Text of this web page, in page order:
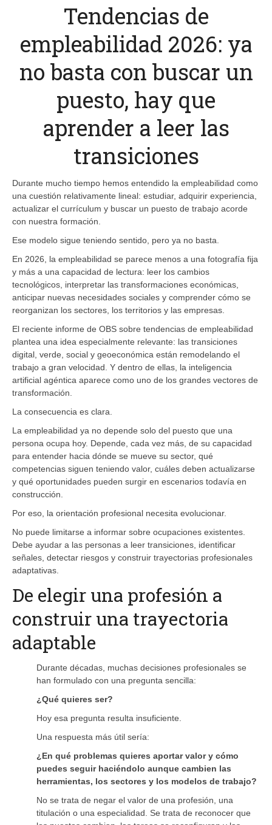
Tendencias de
empleabilidad 2026: ya
no basta con buscar un
puesto, hay que
aprender a leer las
transiciones
Durante mucho tiempo hemos entendido la empleabilidad como
una cuestión relativamente lineal: estudiar, adquirir experiencia,
actualizar el currículum y buscar un puesto de trabajo acorde
con nuestra formación.
Ese modelo sigue teniendo sentido, pero ya no basta.
En 2026, la empleabilidad se parece menos a una fotografía fija
y más a una capacidad de lectura: leer los cambios
tecnológicos, interpretar las transformaciones económicas,
anticipar nuevas necesidades sociales y comprender cómo se
reorganizan los sectores, los territorios y las empresas.
El reciente informe de OBS sobre tendencias de empleabilidad
plantea una idea especialmente relevante: las transiciones
digital, verde, social y geoeconómica están remodelando el
trabajo a gran velocidad. Y dentro de ellas, la inteligencia
artificial agéntica aparece como uno de los grandes vectores de
transformación.
La consecuencia es clara.
La empleabilidad ya no depende solo del puesto que una
persona ocupa hoy. Depende, cada vez más, de su capacidad
para entender hacia dónde se mueve su sector, qué
competencias siguen teniendo valor, cuáles deben actualizarse
y qué oportunidades pueden surgir en escenarios todavía en
construcción.
Por eso, la orientación profesional necesita evolucionar.
No puede limitarse a informar sobre ocupaciones existentes.
Debe ayudar a las personas a leer transiciones, identificar
señales, detectar riesgos y construir trayectorias profesionales
adaptativas.
De elegir una profesión a
construir una trayectoria
adaptable
Durante décadas, muchas decisiones profesionales se
han formulado con una pregunta sencilla:
¿Qué quieres ser?
Hoy esa pregunta resulta insuficiente.
Una respuesta más útil sería:
¿En qué problemas quieres aportar valor y cómo
puedes seguir haciéndolo aunque cambien las
herramientas, los sectores y los modelos de trabajo?
No se trata de negar el valor de una profesión, una
titulación o una especialidad. Se trata de reconocer que